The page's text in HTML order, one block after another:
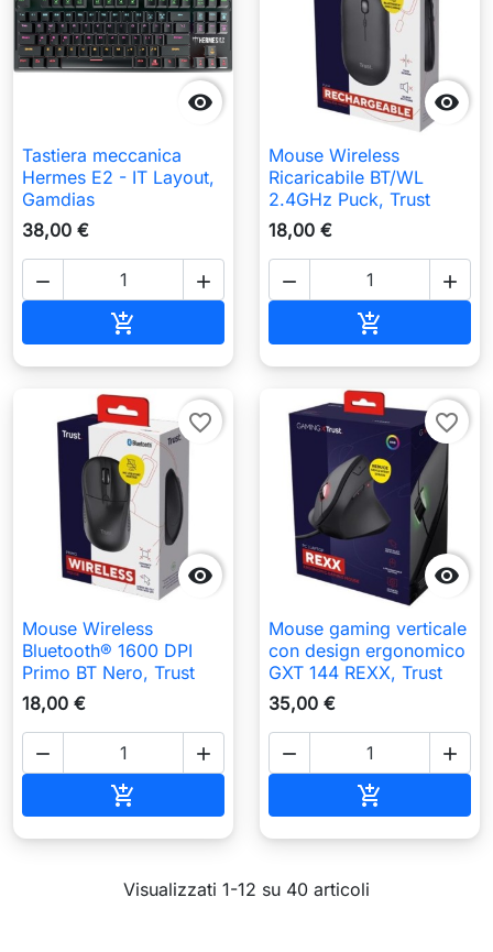

Tastiera meccanica
Hermes E2 - IT Layout,
Gamdias
38,00 €
 


Mouse Wireless
Ricaricabile BT/WL
2.4GHz Puck, Trust
18,00 €
 


favorite_border
Mouse Wireless
Bluetooth® 1600 DPI
Primo BT Nero, Trust
18,00 €
 


favorite_border
Mouse gaming verticale
con design ergonomico
GXT 144 REXX, Trust
35,00 €
 

Visualizzati 1-12 su 40 articoli